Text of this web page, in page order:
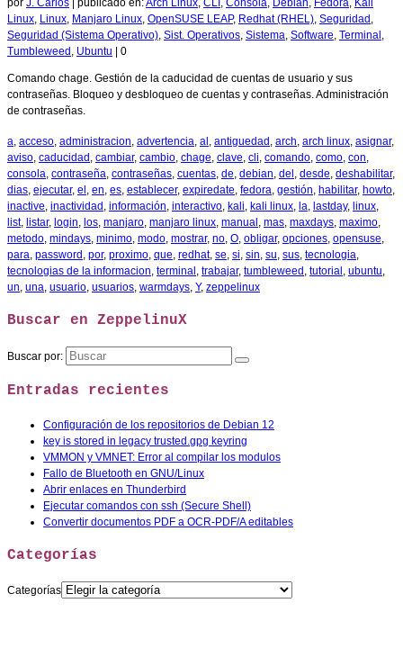
por J. Carlos publicado en:Arch Linux, CLI , Consola, Debian, Fedora, Kali
Linux, Linux, Manjaro Linux, OpenSUSE LEAP, Redhat (RHEL), Seguridad ,
Seguridad (Sistema Operativo), Sist. Operativos, Sistema, Software, Terminal ,
Tumbleweed , Ubuntu 0
Comando chage. Gestión de la caducidad de cuentas de usuario y sus
contraseñas. Bloqueo y desbloqueo de cuentas y contraseñas. Administración
de contraseñas.
a, acceso, administracion, advertencia, al , antiguedad , arch, arch linux, asignar,
aviso, caducidad , cambiar, cambio, chage, clave, cli, comando, como, con,
consola, contraseña, contraseñas, cuentas, de, debian, del , desde, deshabilitar,
dias, ejecutar, el , en, es, establecer, expiredate, fedora, gestión, habilitar, howto,
inactive, inactividad , información, interactivo, kali, kali linux, la, lastday, linux,
list, listar, login, los, manjaro, manjaro linux, manual , mas, maxdays, maximo,
metodo, mindays, minimo, modo, mostrar, no, O, obligar, opciones, opensuse,
para, password , por, proximo, que, redhat, se, si, sin, su, sus, tecnologia,
tecnologias de la informacion, terminal , trabajar, tumbleweed , tutorial , ubuntu,
un, una, usuario, usuarios, warmdays, Y, zeppelinux
Buscar en ZeppelinuX
Buscar por:
Entradas recientes
Configuración de los repositorios de Debian 12
key is stored in legacy trusted.gpg keyring
VMMON y VMNET: Error al compilar los modulos
Fallo de Bluetooth en GNU/Linux
Abrir enlaces en Thunderbird
Ejecutar comandos con ssh (Secure Shell)
Convertir documentos PDF a OCR-PDF/A editables
Categorías
Categorías